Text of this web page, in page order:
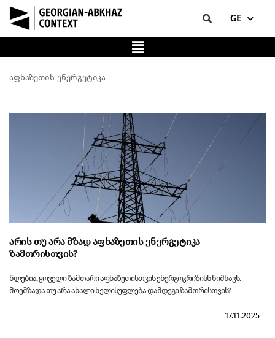
GE
აფხაზეთის ენერგეტიკა
არის თუ არა მზად აფხაზეთის ენერგეტიკა
ზამთრისთვის?
წლებია, ყოველი ზამთარი აფხაზეთისთვის ენერგოკრიზისს ნიშნავს.
მოემზადა თუ არა ახალი ხელისუფლება დამდეგი ზამთრისთვის?
17.11.2025